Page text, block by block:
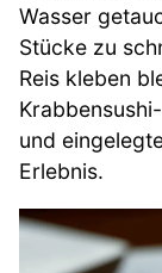
Wasser
Stücke zu
Reis kleben
und
Erlebnis.